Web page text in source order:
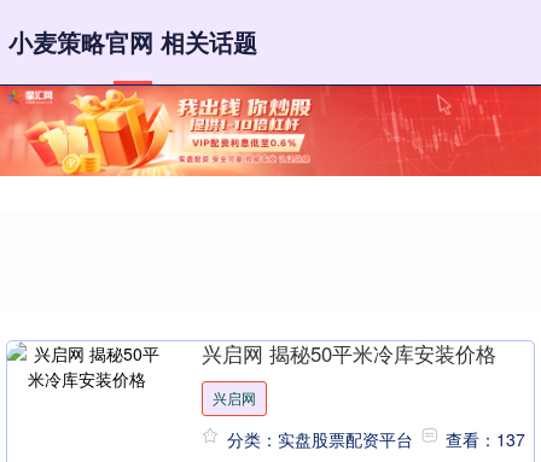
小麦策略官网 相关话题
兴启网 揭秘50平米冷库安装价格
兴启网
分类：实盘股票配资平台 查看：137